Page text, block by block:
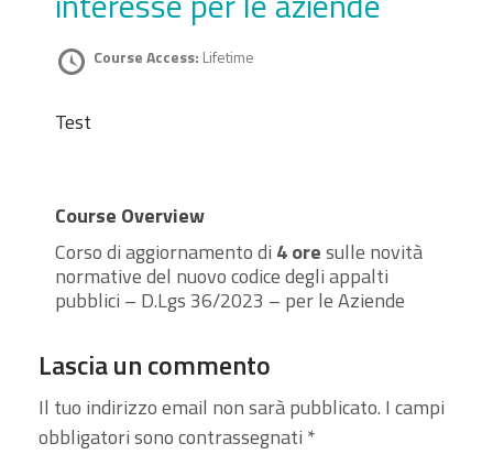
Course Access: Lifetime
Test
Course Overview
Corso di aggiornamento di 4 oresulle novità
normative del nuovo codice degli appalti
pubblici – D.Lgs 36/2023 – per le Aziende
Lascia un commento
Il tuo indirizzo email non sarà pubblicato. I campi
obbligatori sono contrassegnati *